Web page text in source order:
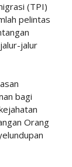
(TPI)
pelintas
jalur
bagi
Orang